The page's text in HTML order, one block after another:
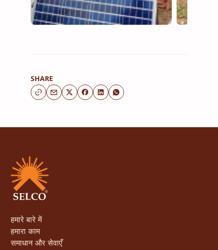
SHARE
हमारे बारे में
हमारा काम
समाधान और सेवाएँ